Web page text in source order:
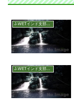
J-WETインド支部～ヨガのこころ～
J-WETインド支部～ヨガのこころ～